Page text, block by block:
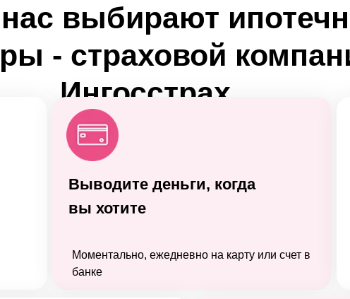
выбирают
- страховой
Ингосстрах
Выводите деньги, когда
вы хотите
Моментально, ежедневно на карту или счет в
банке